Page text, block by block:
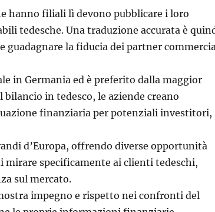
hanno filiali lì devono pubblicare i loro
tedesche. Una traduzione accurata è
la fiducia dei partner
in Germania ed è preferito dalla maggior
in tedesco, le aziende creano
finanziaria per potenziali investitori,
d’Europa, offrendo diverse opportunità
mirare specificamente ai clienti tedeschi,
sul mercato.
impegno e rispetto nei confronti del